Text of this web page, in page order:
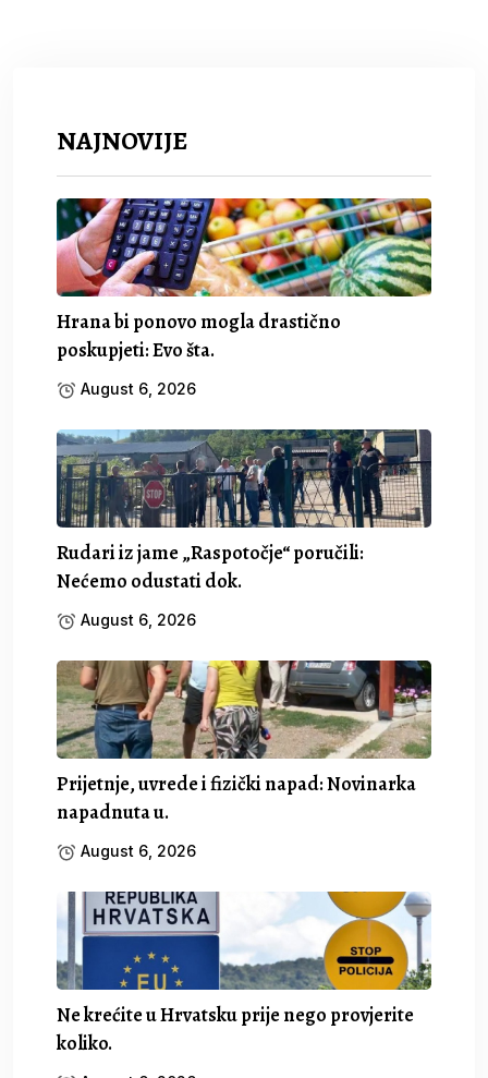
NAJNOVIJE
Hrana bi ponovo mogla drastično
poskupjeti: Evo šta.
August 6, 2026
Rudari iz jame „Raspotočje“ poručili:
Nećemo odustati dok.
August 6, 2026
Prijetnje, uvrede i fizički napad: Novinarka
napadnuta u.
August 6, 2026
Ne krećite u Hrvatsku prije nego provjerite
koliko.